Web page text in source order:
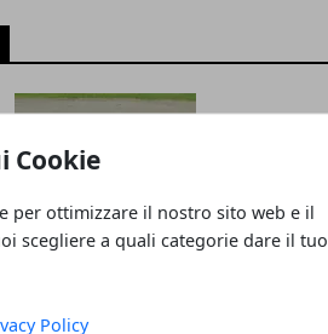
Cookie
per ottimizzare il nostro sito web e il
scegliere a quali categorie dare il tuo
Policy
2025: tecnologia,